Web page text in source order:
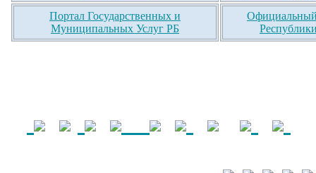
Портал Государственных и
Муниципальных Услуг РБ
Официальный